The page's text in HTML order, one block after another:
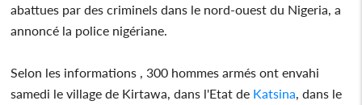
abattues par des criminels dans le nord-ouest du Nigeria, a
annoncé la police nigériane.
Selon les informations , 300 hommes armés ont envahi
samedi le village de Kirtawa, dans l'Etat de Katsina , dans le